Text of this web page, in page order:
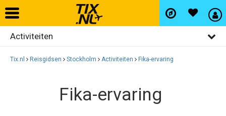
Home
Activiteiten
Algemeen
Tix.nl Reisgidsen Stockholm Activiteiten Fika-ervaring
Fika-ervaring